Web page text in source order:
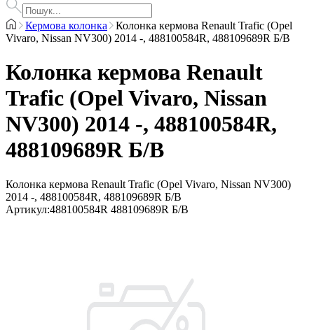
Кермова колонка
Колонка кермова Renault Trafic (Opel
Vivaro, Nissan NV300) 2014 -, 488100584R, 488109689R Б/В
Колонка кермова Renault
Trafic (Opel Vivaro, Nissan
NV300) 2014 -, 488100584R,
488109689R Б/В
Колонка кермова Renault Trafic (Opel Vivaro, Nissan NV300)
2014 -, 488100584R, 488109689R Б/В
Артикул:488100584R 488109689R Б/В